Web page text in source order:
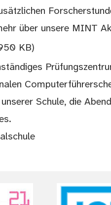
über unsere MINT
KB)
Schule, die